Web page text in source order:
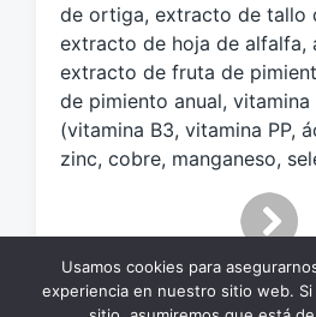
n
de ortiga, extracto de tallo
extracto de hoja de alfalfa,
extracto de fruta de
de pimiento anual,
(vitamina B3, vitamina PP,
zinc, cobre, manganeso,
Usamos cookies para
experiencia en nuestro sitio web.